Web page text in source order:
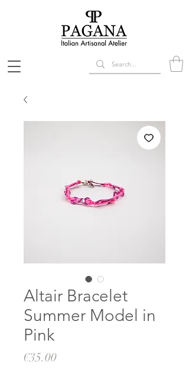
Altair Bracelet
Summer Model in
Pink
€35.00Price